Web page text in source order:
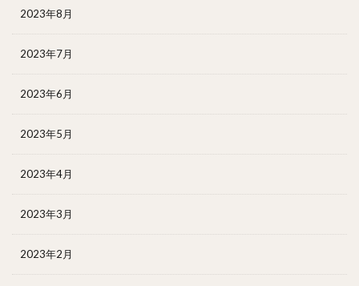
2023年8月
2023年7月
2023年6月
2023年5月
2023年4月
2023年3月
2023年2月